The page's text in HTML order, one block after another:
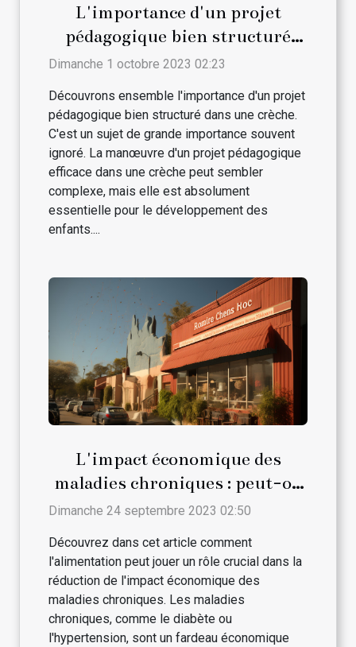
L'importance d'un projet
pédagogique bien structuré
dans une crèche
Dimanche 1 octobre 2023 02:23
Découvrons ensemble l'importance d'un projet
pédagogique bien structuré dans une crèche.
C'est un sujet de grande importance souvent
ignoré. La manœuvre d'un projet pédagogique
efficace dans une crèche peut sembler
complexe, mais elle est absolument
essentielle pour le développement des
enfants....
L'impact économique des
maladies chroniques : peut-on
le réduire par l'alimentation ?
Dimanche 24 septembre 2023 02:50
Découvrez dans cet article comment
l'alimentation peut jouer un rôle crucial dans la
réduction de l'impact économique des
maladies chroniques. Les maladies
chroniques, comme le diabète ou
l'hypertension, sont un fardeau économique